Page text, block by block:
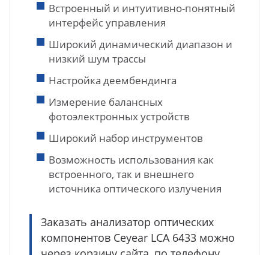
Встроенный и интуитивно-понятный
интерфейс управления
Широкий динамический диапазон и
низкий шум трассы
Настройка деембендинга
Измерение балансных
фотоэлектронных устройств
Широкий набор инструментов
Возможность использования как
встроенного, так и внешнего
источника оптического излучения
Заказать анализатор оптических
компонентов Ceyear LCA 6433 можно